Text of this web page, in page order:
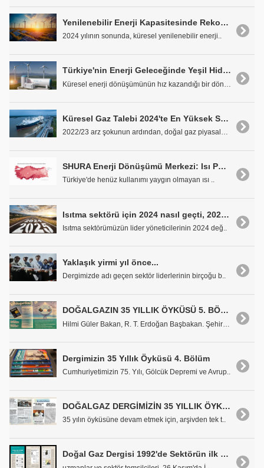
Yenilenebilir Enerji Kapasitesinde Rekor Kıran Yıllık Büyüme
2024 yılının sonunda, küresel yenilenebilir enerji..
Türkiye'nin Enerji Geleceğinde Yeşil Hidrojenin Stratejik Rolü
Küresel Gaz Talebi 2024'te En Yüksek Seviyesine Ulaştı
2022/23 arz şokunun ardından, doğal gaz piyasaları..
SHURA Enerji Dönüşümü Merkezi: Isı Pompası Kullandığı Enerjinin 4 Katı Isı Üretebiliyor
Türkiye'de henüz kullanımı yaygın olmayan ısı ..
Isıtma sektörü için 2024 nasıl geçti, 2025 öngörüleri ne?
Isıtma sektörümüzün lider yöneticilerinin 2024 değ..
Yaklaşık yirmi yıl önce...
Dergimizde adı geçen sektör liderlerinin birçoğu b..
DOĞALGAZIN 35 YILLIK ÖYKÜSÜ 5. BÖLÜM
Dergimizin 35 Yıllık Öyküsü 4. Bölüm
Cumhuriyetimizin 75. Yılı, Gölcük Depremi ve Avrup..
DOĞALGAZ DERGİMİZİN 35 YILLIK ÖYKÜSÜ
35 yılın öyküsüne devam etmek için, arşivden tek t..
Doğal Gaz Dergisi 1992'de Sektörün ilk Sempozyumunu Düzenliyordu